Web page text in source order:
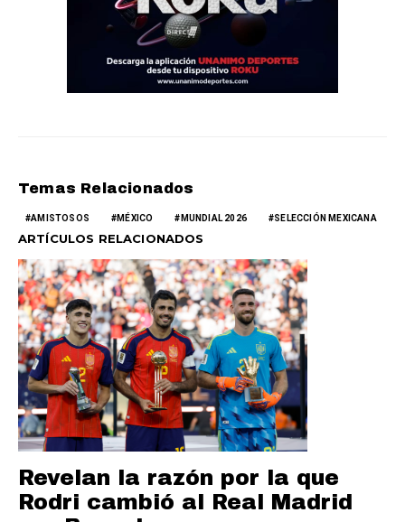
Temas Relacionados
AMISTOSOS MÉXICO MUNDIAL 2026 SELECCIÓN MEXICANA
ARTÍCULOS RELACIONADOS
Revelan la razón por la que
Rodri cambió al Real Madrid